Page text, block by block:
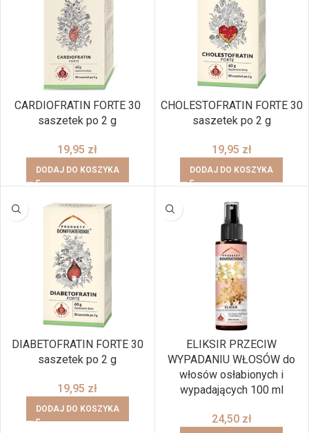
CARDIOFRATIN FORTE 30
saszetek po 2 g
19,95 zł
DODAJ DO KOSZYKA
CHOLESTOFRATIN FORTE 30
saszetek po 2 g
19,95 zł
DODAJ DO KOSZYKA
DIABETOFRATIN FORTE 30
saszetek po 2 g
19,95 zł
DODAJ DO KOSZYKA
ELIKSIR PRZECIW
WYPADANIU WŁOSÓW do
włosów osłabionych i
wypadających 100 ml
24,50 zł